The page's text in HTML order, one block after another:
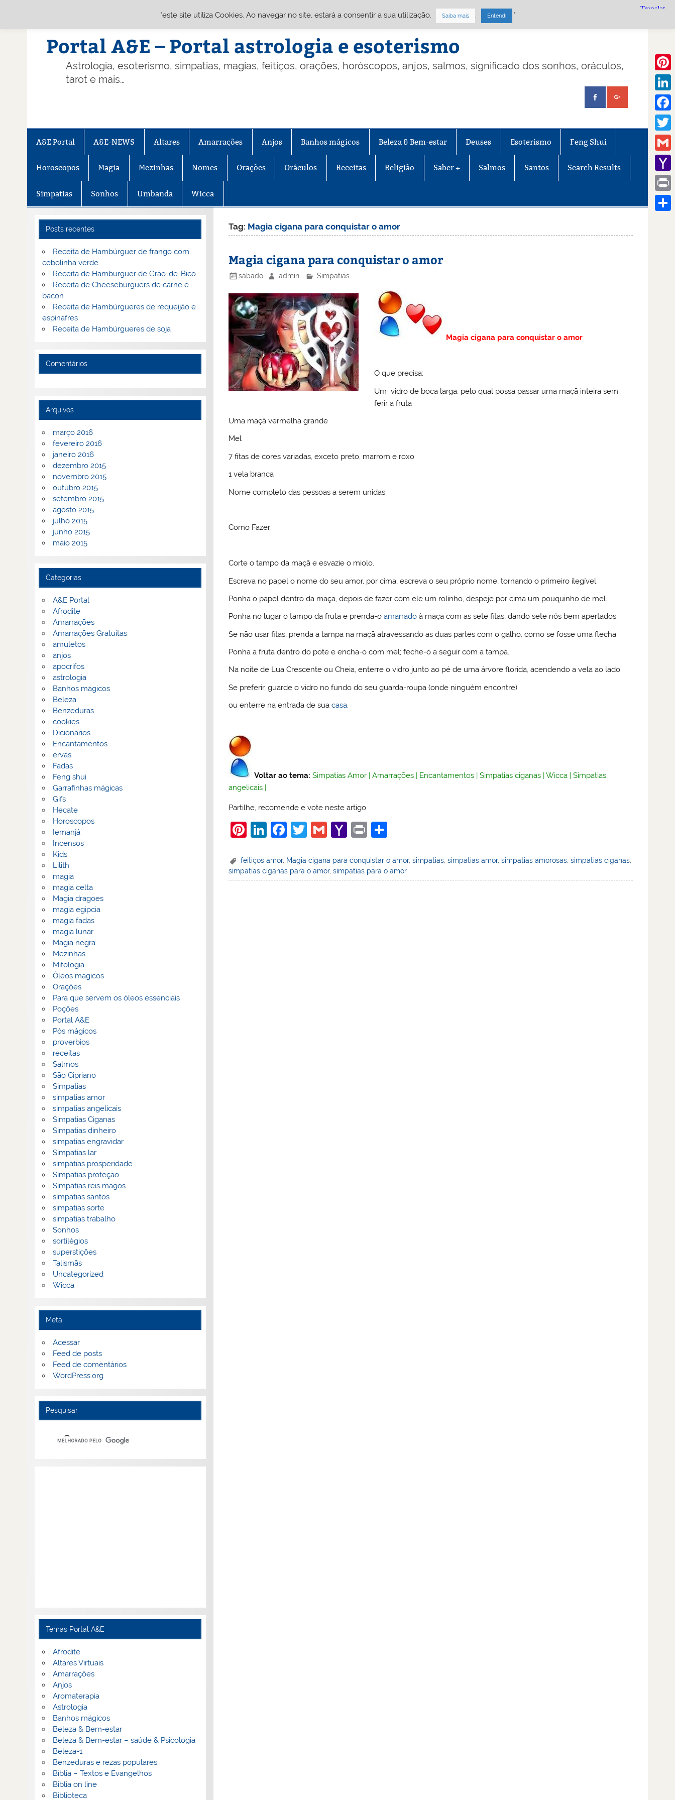
Portal A&E – Portal astrologia e esoterismo
Astrologia, esoterismo, simpatias, magias, feitiços, orações, horóscopos, anjos, salmos, significado dos sonhos, oráculos,
tarot e mais…
A&E Portal A&E-NEWS Altares Amarrações Anjos Banhos mágicos Beleza & Bem-estar Deuses Esoterismo Feng Shui
Horoscopos Magia Mezinhas Nomes Orações Oráculos Receitas Religião Saber + Salmos Santos Search Results
Simpatias Sonhos Umbanda Wicca
Tag: Magia cigana para conquistar o amor
Magia cigana para conquistar o amor
sábado admin Simpatias
Magia cigana para conquistar o amor
O que precisa:
Um vidro de boca larga, pelo qual possa passar uma maçã inteira sem
ferir a fruta
Uma maçã vermelha grande
Mel
7 fitas de cores variadas, exceto preto, marrom e roxo
1 vela branca
Nome completo das pessoas a serem unidas
Como Fazer:
Corte o tampo da maçã e esvazie o miolo.
Escreva no papel o nome do seu amor, por cima, escreva o seu próprio nome, tornando o primeiro ilegível.
Ponha o papel dentro da maça, depois de fazer com ele um rolinho, despeje por cima um pouquinho de mel.
Ponha no lugar o tampo da fruta e prenda-oamarrado à maça com as sete fitas, dando sete nós bem apertados.
Se não usar fitas, prenda a tampa na maçã atravessando as duas partes com o galho, como se fosse uma flecha.
Ponha a fruta dentro do pote e encha-o com mel; feche-o a seguir com a tampa.
Na noite de Lua Crescente ou Cheia, enterre o vidro junto ao pé de uma árvore florida, acendendo a vela ao lado.
Se preferir, guarde o vidro no fundo do seu guarda-roupa (onde ninguém encontre)
ou enterre na entrada de suacasa.
Voltar ao tema: Simpatias Amor |Amarrações | Encantamentos |Simpatias ciganas |Wicca |Simpatias
angelicais |
Partilhe, recomende e vote neste artigo
Pi
er
e
Li
k
e
F
c
e
T
itt
er
G
ai
l
Y
h
o
Pr
t
ar
e
feitiços amor, Magia cigana para conquistar o amor,simpatias ,simpatias amor,simpatias amorosas ,simpatias ciganas
simpatias ciganas para o amor,simpatias para o amor
Posts recentes
Receita de Hambúrguer de frango com
cebolinha verde
Receita de Hamburguer de Grão-de-Bico
Receita de Cheeseburguers de carne e
bacon
Receita de Hambúrgueres de requeijão e
espinafres
Receita de Hambúrgueres de soja
Comentários
Arquivos
março 2016
fevereiro 2016
janeiro 2016
dezembro 2015
novembro 2015
outubro 2015
setembro 2015
agosto 2015
julho 2015
junho 2015
maio 2015
Categorias
A&E Portal
Afrodite
Amarrações
Amarrações Gratuitas
amuletos
anjos
apocrifos
astrologia
Banhos mágicos
Beleza
Benzeduras
cookies
Dicionarios
Encantamentos
ervas
Fadas
Feng shui
Garrafinhas mágicas
Gifs
Hecate
Horoscopos
Iemanjá
Incensos
Kids
Lilith
magia
magia celta
Magia dragoes
magia egipcia
magia fadas
magia lunar
Magia negra
Mezinhas
Mitologia
Óleos magicos
Orações
Para que servem os óleos essenciais
Poções
Portal A&E
Pós mágicos
proverbios
receitas
Salmos
São Cipriano
Simpatias
simpatias amor
simpatias angelicais
Simpatias Ciganas
Simpatias dinheiro
simpatias engravidar
Simpatias lar
simpatias prosperidade
Simpatias proteção
Simpatias reis magos
simpatias santos
simpatias sorte
simpatias trabalho
Sonhos
sortilégios
superstições
Talismãs
Uncategorized
Wicca
Meta
Acessar
Feed de posts
Feed de comentários
WordPress.org
Pesquisar
Temas Portal A&E
Afrodite
Altares Virtuais
Amarrações
Anjos
Aromaterapia
Astrologia
Banhos mágicos
Beleza & Bem-estar
Beleza & Bem-estar – saúde & Psicologia
Beleza-1
Benzeduras e rezas populares
Bíblia – Textos e Evangelhos
Biblia on line
Biblioteca
Gmail
Mail
Print
"este site utiliza Cookies. Ao navegar no site, estará a consentir a sua utilização. Saiba mais . Entendi ."